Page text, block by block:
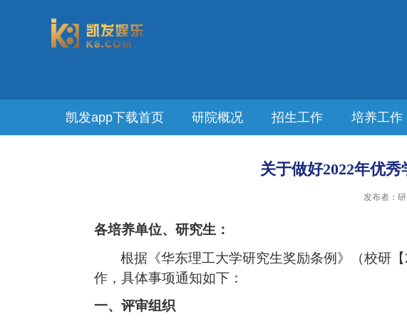
凯发app下载首页 研院概况 招生工作 培养工作
关于做好2022年优
发布者：
各培养单位、研究生：
根据《华东理工大学研究生奖励条例》（校研【
作，具体事项通知如下：
一、评审组织